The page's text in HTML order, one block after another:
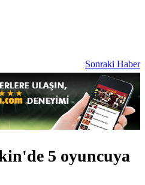
Sonraki Haber
5 oyuncuya